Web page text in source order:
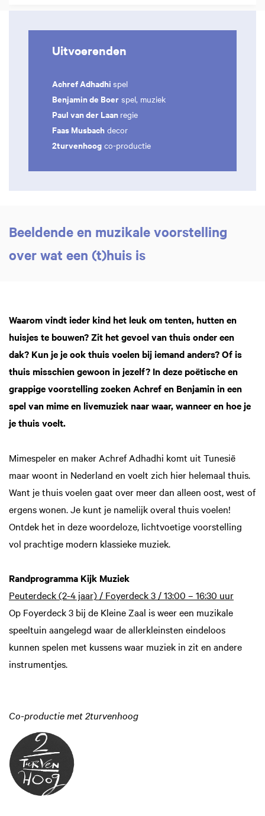
Uitvoerenden
Achref Adhadhi spel
Benjamin de Boer spel, muziek
Paul van der Laan regie
Faas Musbach decor
2turvenhoog co-productie
Beeldende en muzikale voorstelling
over wat een (t)huis is
Waarom vindt ieder kind het leuk om tenten, hutten en
huisjes te bouwen? Zit het gevoel van thuis onder een
dak? Kun je je ook thuis voelen bij iemand anders? Of is
thuis misschien gewoon in jezelf? In deze poëtische en
grappige voorstelling zoeken Achref en Benjamin in een
spel van mime en livemuziek naar waar, wanneer en hoe je
je thuis voelt.
Mimespeler en maker Achref Adhadhi komt uit Tunesië
maar woont in Nederland en voelt zich hier helemaal thuis.
Want je thuis voelen gaat over meer dan alleen oost, west of
ergens wonen. Je kunt je namelijk overal thuis voelen!
Ontdek het in deze woordeloze, lichtvoetige voorstelling
vol prachtige modern klassieke muziek.
Randprogramma Kijk Muziek
Peuterdeck (2-4 jaar) / Foyerdeck 3 / 13:00 – 16:30 uur
Op Foyerdeck 3 bij de Kleine Zaal is weer een muzikale
speeltuin aangelegd waar de allerkleinsten eindeloos
kunnen spelen met kussens waar muziek in zit en andere
instrumentjes.
Co-productie met 2turvenhoog
Inzoomen